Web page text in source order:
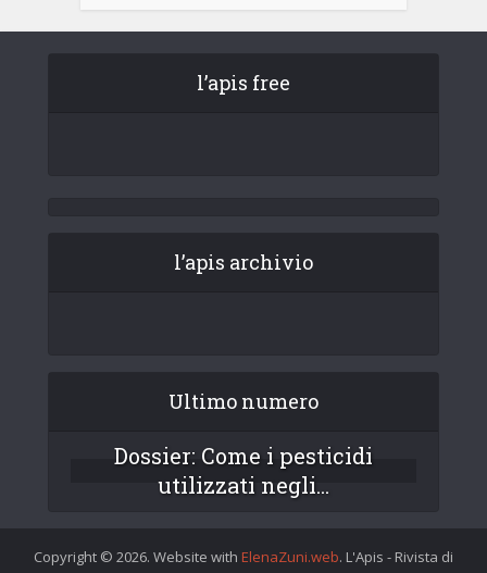
l’apis free
l’apis archivio
Ultimo numero
Dossier: Come i pesticidi
utilizzati negli...
Copyright © 2026. Website with ElenaZuni.web. L'Apis - Rivista di